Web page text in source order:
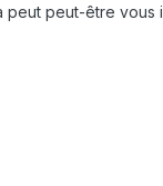
peut peut-être vous